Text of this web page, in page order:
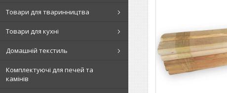
Товари для тваринництва
Товари для кухні
Домашній текстиль
Комплектуючі для печей та
камінів